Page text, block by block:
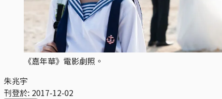
《嘉年華》電影劇照。
朱兆宇
刊登於: 2017-12-02